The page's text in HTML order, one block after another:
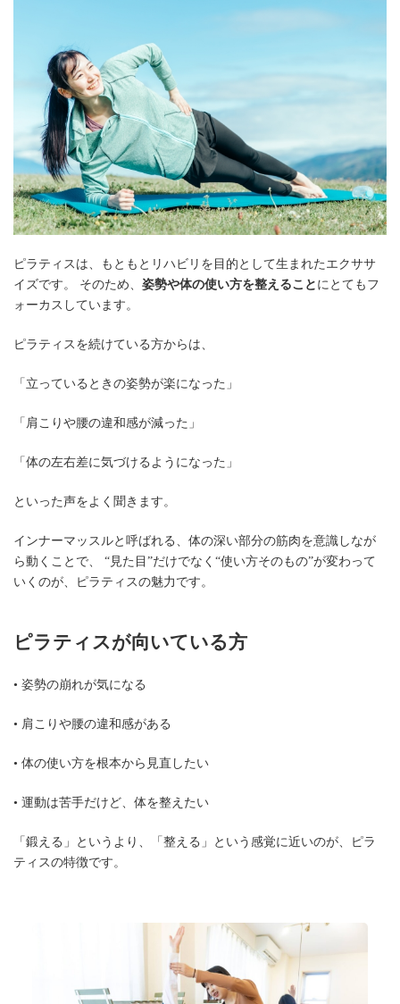
ピラティスは、もともとリハビリを目的として生まれたエクササ
イズです。 そのため、 姿勢や体の使い方を整えること にとてもフ
ォーカスしています。
ピラティスを続けている方からは、
「立っているときの姿勢が楽になった」
「肩こりや腰の違和感が減った」
「体の左右差に気づけるようになった」
といった声をよく聞きます。
インナーマッスルと呼ばれる、体の深い部分の筋肉を意識しなが
ら動くことで、 “見た目”だけでなく“使い方そのもの”が変わって
いくのが、ピラティスの魅力です。
ピラティスが向いている方
• 姿勢の崩れが気になる
• 肩こりや腰の違和感がある
• 体の使い方を根本から見直したい
• 運動は苦手だけど、体を整えたい
「鍛える」というより、「整える」という感覚に近いのが、ピラ
ティスの特徴です。